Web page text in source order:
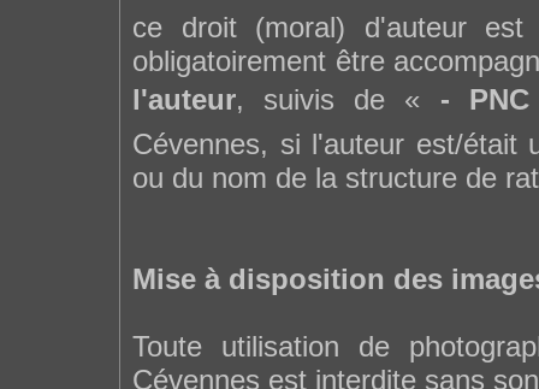
ce droit (moral) d'auteur
obligatoirement être
l'auteur, suivis de « - PNC
Cévennes, si l'auteur est/était
ou du nom de la structure de
Mise à disposition des
Toute utilisation de
Cévennes est interdite sans